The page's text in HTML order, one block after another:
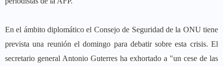
En el ámbito diplomático el Consejo de Seguridad de la ONU tiene
prevista una reunión el domingo para debatir sobre esta crisis. El
secretario general Antonio Guterres ha exhortado a "un cese de las